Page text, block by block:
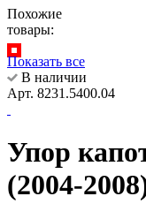
Похожие
товары:
Показать все
В наличии
Арт. 8231.5400.04
Упор
(2004-